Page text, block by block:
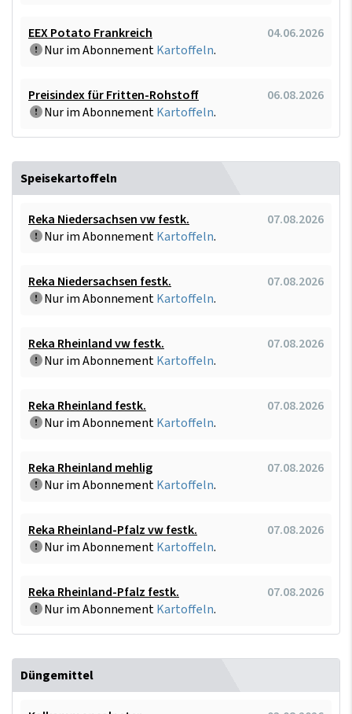
EEX Potato Frankreich
04.06.2026
Nur im AbonnementKartoffeln.
Preisindex für Fritten-Rohstoff
06.08.2026
Nur im AbonnementKartoffeln.
Speisekartoffeln
Reka Niedersachsen vw festk.
07.08.2026
Nur im AbonnementKartoffeln.
Reka Niedersachsen festk.
07.08.2026
Nur im AbonnementKartoffeln.
Reka Rheinland vw festk.
07.08.2026
Nur im AbonnementKartoffeln.
Reka Rheinland festk.
07.08.2026
Nur im AbonnementKartoffeln.
Reka Rheinland mehlig
07.08.2026
Nur im AbonnementKartoffeln.
Reka Rheinland-Pfalz vw festk.
07.08.2026
Nur im AbonnementKartoffeln.
Reka Rheinland-Pfalz festk.
07.08.2026
Nur im AbonnementKartoffeln.
Düngemittel